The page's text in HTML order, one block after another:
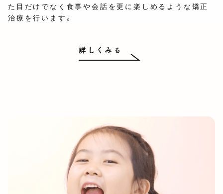
た目だけでなく食事や会話を更に楽しめるような矯正
治療を行います。
詳しくみる